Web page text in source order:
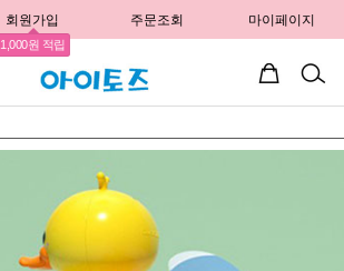
회원가입
1,000원 적립
주문조회 마이페이지